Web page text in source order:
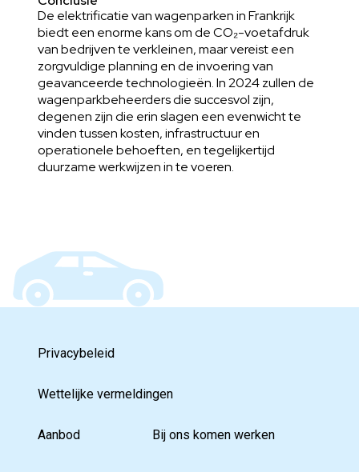
De elektrificatie van wagenparken in Frankrijk
biedt een enorme kans om de CO₂-voetafdruk
van bedrijven te verkleinen, maar vereist een
zorgvuldige planning en de invoering van
geavanceerde technologieën. In 2024 zullen de
wagenparkbeheerders die succesvol zijn,
degenen zijn die erin slagen een evenwicht te
vinden tussen kosten, infrastructuur en
operationele behoeften, en tegelijkertijd
duurzame werkwijzen in te voeren.
Privacybeleid
Wettelijke vermeldingen
Aanbod Bij ons komen werken